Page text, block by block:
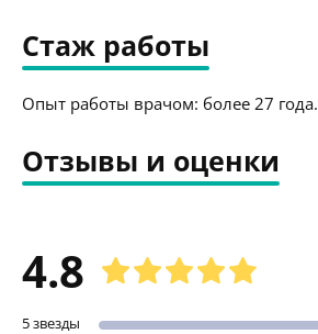
Стаж работы
Опыт работы врачом: более 27 года.
Отзывы и оценки
4.8
5 звезды